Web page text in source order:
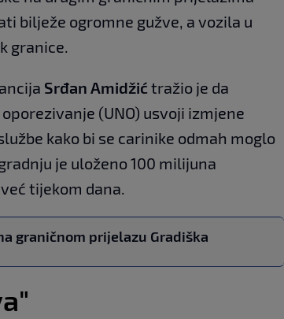
bilježe ogromne gužve, a vozila u
granice.
Srđan Amidžićtražio je da
(UNO) usvoji izmjene
kako bi se carinike odmah moglo
je uloženo 100 milijuna
tijekom dana.
graničnom prijelazu Gradiška